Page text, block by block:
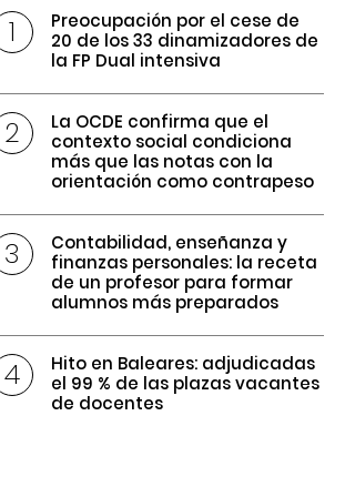
Preocupación por el cese de
20 de los 33 dinamizadores de
la FP Dual intensiva
La OCDE confirma que el
contexto social condiciona
más que las notas con la
orientación como contrapeso
Contabilidad, enseñanza y
finanzas personales: la receta
de un profesor para formar
alumnos más preparados
Hito en Baleares: adjudicadas
el 99 % de las plazas vacantes
de docentes